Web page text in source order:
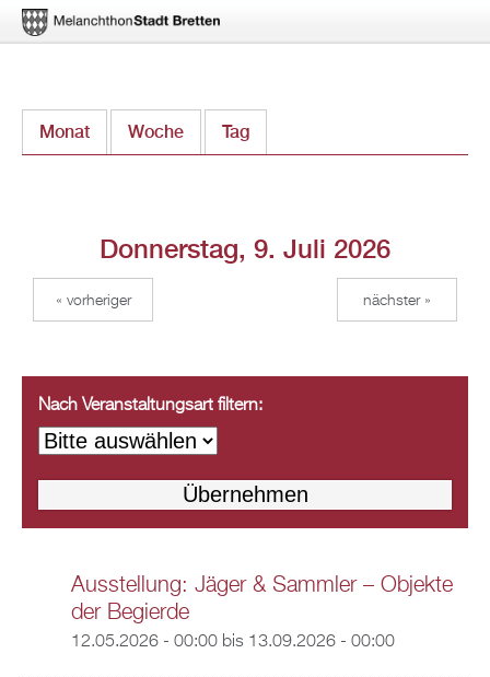
zum
Monat Woche Tag
Donnerstag, 9. Juli 2026
« vorheriger nächster »
Nach Veranstaltungsart filtern:
Ausstellung: Jäger & Sammler – Objekte
der Begierde
12.05.2026 - 00:00bis 13.09.2026 - 00:00